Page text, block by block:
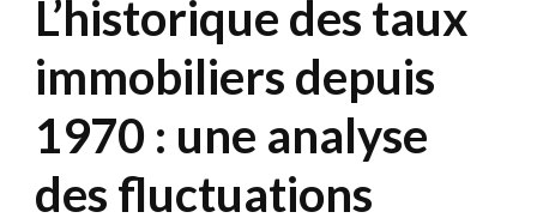
L’historique des taux
immobiliers depuis
1970 : une analyse
des fluctuations